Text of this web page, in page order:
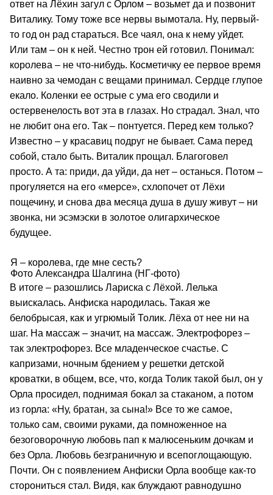
ответ на Лёхин загул с Орлом – возьмет да и позвонит
Виталику. Тому тоже все нервы вымотала. Ну, первый-
то год он рад стараться. Все чаял, она к нему уйдет.
Или там – он к ней. Честно трон ей готовил. Понимал:
королева – не что-нибудь. Косметичку ее первое время
наивно за чемодан с вещами принимал. Сердце глупое
екало. Коленки ее острые с ума его сводили и
остервенелость вот эта в глазах. Но страдал. Знал, что
не любит она его. Так – понтуется. Перед кем только?
Известно – у красавиц подруг не бывает. Сама перед
собой, стало быть. Виталик прощал. Благоговел
просто. А та: приди, да уйди, да нет – останься. Потом –
прогуляется на его «мерсе», схлопочет от Лёхи
пощечину, и снова два месяца душа в душу живут – ни
звонка, ни эсэмэски в золотое олигархическое
будущее.
Я – королева, где мне сесть?
Фото Александра Шалгина (НГ-фото)
В итоге – разошлись Лариска с Лёхой. Лелька
выискалась. Анфиска народилась. Такая же
белобрысая, как и угрюмый Толик. Лёха от нее ни на
шаг. На массаж – значит, на массаж. Электрофорез –
так электрофорез. Все младенческое счастье. С
капризами, ночным бдением у решетки детской
кроватки, в общем, все, что, когда Толик такой был, он у
Орла просидел, поднимая бокал за стаканом, а потом
из горла: «Ну, братан, за сына!» Все то же самое,
только сам, своими руками, да помноженное на
безоговорочную любовь пап к малюсеньким дочкам и
без Орла. Любовь безграничную и всепоглощающую.
Почти. Он с появлением Анфиски Орла вообще как-то
сторониться стал. Видя, как блуждают равнодушно